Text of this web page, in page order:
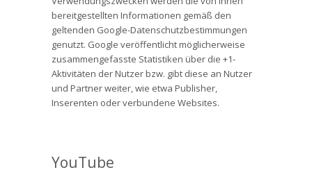
bereitgestellten Informationen gemäß den
geltenden Google-Datenschutzbestimmungen
genutzt. Google veröffentlicht möglicherweise
zusammengefasste Statistiken über die +1-
Aktivitäten der Nutzer bzw. gibt diese an Nutzer
und Partner weiter, wie etwa Publisher,
Inserenten oder verbundene Websites.
YouTube